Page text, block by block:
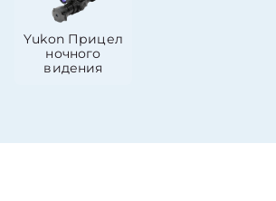
Yukon Прицел
ночного
видения